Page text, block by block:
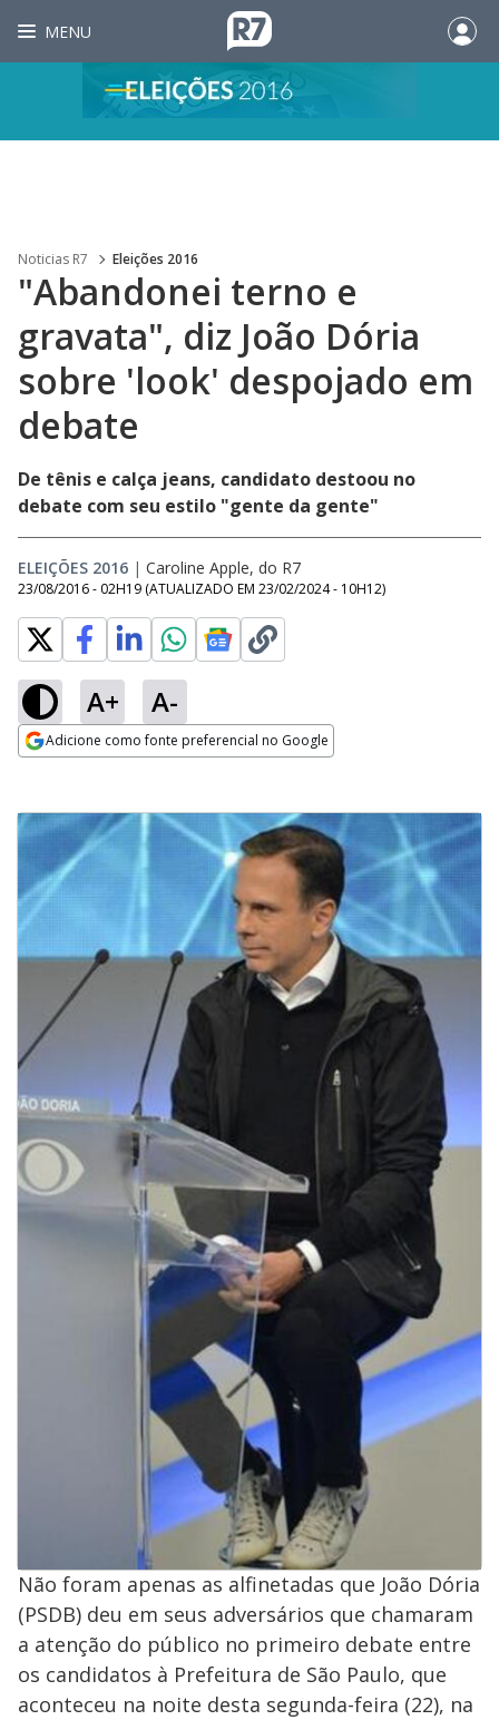
MENU
Noticias R7 Eleições 2016
"Abandonei terno e
gravata", diz João Dória
sobre 'look' despojado em
debate
De tênis e calça jeans, candidato destoou no
debate com seu estilo "gente da gente"
ELEIÇÕES 2016 | Caroline Apple, do R7
23/08/2016 - 02H19 (ATUALIZADO EM 23/02/2024 - 10H12)
A+ A-
Adicione como fonte preferencial no Google
Não foram apenas as alfinetadas que João Dória
(PSDB) deu em seus adversários que chamaram
a atenção do público no primeiro debate entre
os candidatos à Prefeitura de São Paulo, que
aconteceu na noite desta segunda-feira (22), na